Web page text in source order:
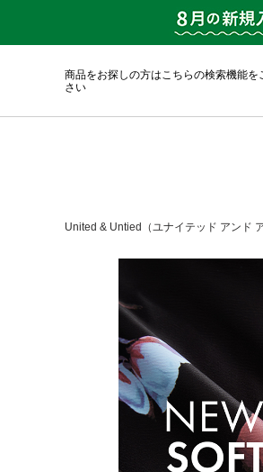
商品をお探しの方はこちらの検索機能を
さい
United & Untied（ユナイテッド アンド